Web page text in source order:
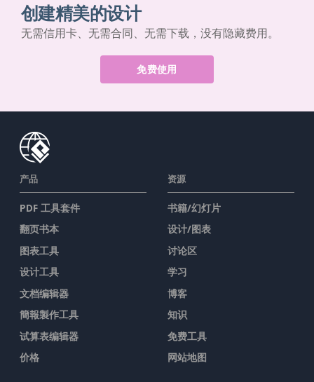
创建精美的设计
无需信用卡、无需合同、无需下载，没有隐藏费用。
免费使用
产品
PDF 工具套件
翻页书本
图表工具
设计工具
文档编辑器
簡報製作工具
试算表编辑器
价格
资源
书籍/幻灯片
设计/图表
讨论区
学习
博客
知识
免费工具
网站地图